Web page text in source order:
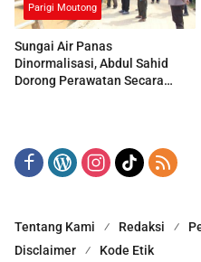
Parigi Moutong
Sungai Air Panas
Dinormalisasi, Abdul Sahid
Dorong Perawatan Secara
Tentang Kami Redaksi
Disclaimer
Kode Etik